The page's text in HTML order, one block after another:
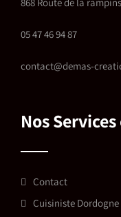
05 47 46 94 87
contact@demas-
Nos
Contact
Cuisiniste Dordogne